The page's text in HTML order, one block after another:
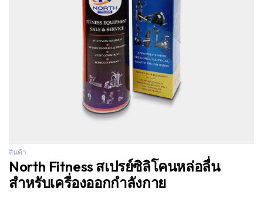
สินค้า
North Fitness สเปรย์ซิลิโคนหล่อลื่น
สำหรับเครื่องออกกำลังกาย